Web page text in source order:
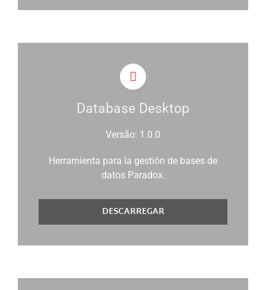
Database Desktop
Versão: 1.0.0
Herramienta para la gestión de bases de
datos Paradox.
DESCARREGAR